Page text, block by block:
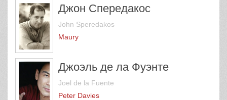
Джон Спередакос
John Speredakos
Maury
Джоэль де ла Фуэнте
Joel de la Fuente
Peter Davies